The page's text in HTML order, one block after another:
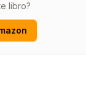
libro?